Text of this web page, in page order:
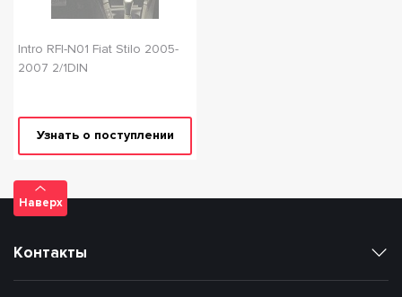
Intro RFI-N01 Fiat Stilo 2005-
2007 2/1DIN
Узнать о поступлении
Наверх
Контакты